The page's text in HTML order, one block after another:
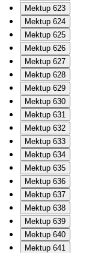
Mektup 623
Mektup 624
Mektup 625
Mektup 626
Mektup 627
Mektup 628
Mektup 629
Mektup 630
Mektup 631
Mektup 632
Mektup 633
Mektup 634
Mektup 635
Mektup 636
Mektup 637
Mektup 638
Mektup 639
Mektup 640
Mektup 641